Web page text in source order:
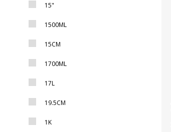
15"
1500ML
15CM
1700ML
17L
19.5CM
1K